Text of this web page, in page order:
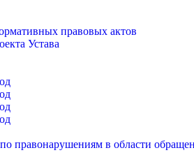
правовых актов
Устава
правонарушениям в области